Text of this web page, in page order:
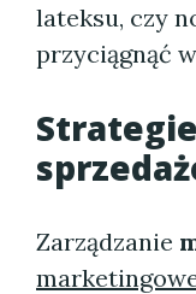
lateksu, czy
przyciągnąć
Zarządzanie